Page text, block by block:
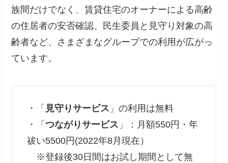
族間だけでなく、賃貸住宅のオーナーによる高齢
の住居者の安否確認、民生委員と見守り対象の高
齢者など、さまざまなグループでの利用が広がっ
ています。
・「 見守りサービス 」の利用は無料
・「つながりサービス 」：月額550円・年
祓い5500円(2022年8月現在）
※登録後30日間はお試し期間として無